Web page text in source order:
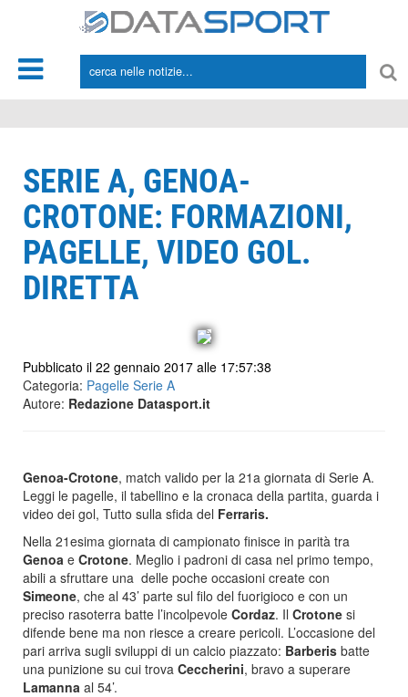
SERIE A, GENOA-
CROTONE: FORMAZIONI,
PAGELLE, VIDEO GOL.
DIRETTA
Pubblicato il 22 gennaio 2017 alle 17:57:38
Categoria: Pagelle Serie A
Autore: Redazione Datasport.it
Genoa-Crotone, match valido per la 21a giornata di Serie A.
Leggi le pagelle, il tabellino e la cronaca della partita, guarda i
video dei gol, Tutto sulla sfida del Ferraris.
Nella 21esima giornata di campionato finisce in parità tra
Genoa e Crotone. Meglio i padroni di casa nel primo tempo,
abili a sfruttare una delle poche occasioni create con
Simeone, che al 43’ parte sul filo del fuorigioco e con un
preciso rasoterra batte l’incolpevole Cordaz. Il Crotone si
difende bene ma non riesce a creare pericoli. L’occasione del
pari arriva sugli sviluppi di un calcio piazzato: Barberis batte
una punizione su cui trova Ceccherini, bravo a superare
Lamanna al 54’.